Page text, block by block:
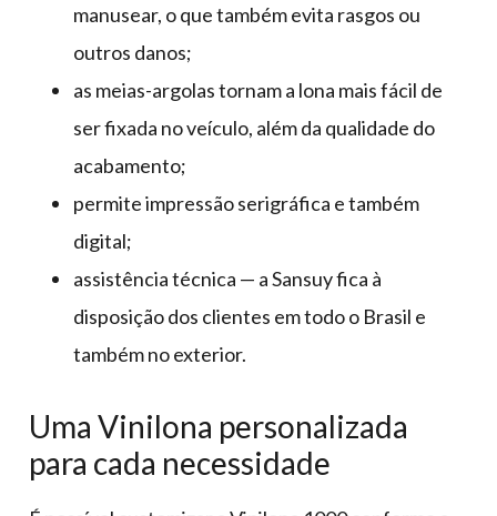
manusear, o que também evita rasgos ou
outros danos;
as meias-argolas tornam a lona mais fácil de
ser fixada no veículo, além da qualidade do
acabamento;
permite impressão serigráfica e também
digital;
assistência técnica — a Sansuy fica à
disposição dos clientes em todo o Brasil e
também no exterior.
Uma Vinilona personalizada
para cada necessidade